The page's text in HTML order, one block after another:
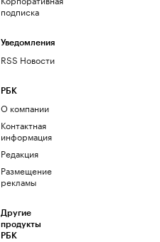
подписка
Уведомления
RSS Новости
РБК
О компании
Контактная
информация
Редакция
Размещение
рекламы
Другие
продукты
РБК